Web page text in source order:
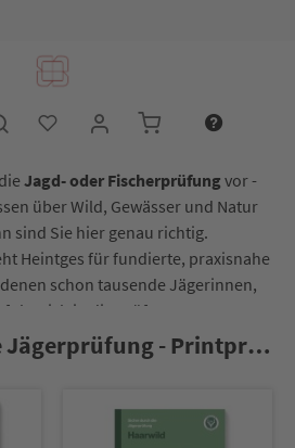
Jagd- oder Fischerprüfung vor -
über Wild, Gewässer und Natur
sind Sie hier genau richtig.
Heintges für fundierte, praxisnahe
schon tausende Jägerinnen,
in die Prüfung gestartet
Online-Kurs - wir begleiten Sie
Schritt auf Ihrem Weg.
Sicher durch die Jägerprüfung - Printprodukte